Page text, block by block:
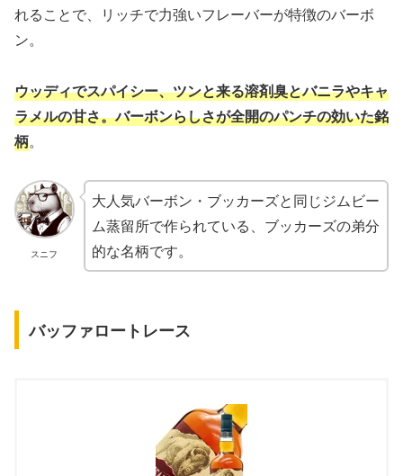
れることで、リッチで力強いフレーバーが特徴のバーボ
ン。
ウッディでスパイシー、ツンと来る溶剤臭とバニラやキャ
ラメルの甘さ。バーボンらしさが全開のパンチの効いた銘
柄。
スニフ
大人気バーボン・ブッカーズと同じジムビー
ム蒸留所で作られている、ブッカーズの弟分
的な名柄です。
バッファロートレース